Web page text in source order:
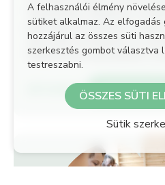
Szociális
Nyilvános
folyamatnak. Ötletelnek,
jeleneteket formálnak és
amit aztán leforgatunk és a
Filmpremieren bemutatunk a
BŐVEBBEN JELENTKEZÉS
A felhasználói élmény
sütiket alkalmaz. Az elfogadás
hozzájárul az összes süti
szerkesztés gombot választva
testreszabni.
ÖSSZES SÜTI
Sütik